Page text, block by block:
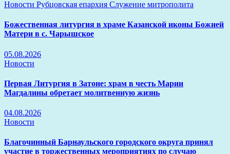
Новости Рубцовская епархия Служение митрополита
Божественная литургия в храме Казанской иконы Божией
Матери в с. Чарышское
05.08.2026
Новости
Первая Литургия в Затоне: храм в честь Марии
Магдалины обретает молитвенную жизнь
04.08.2026
Новости
Благочинный Барнаульского городского округа принял
участие в торжественных мероприятиях по случаю